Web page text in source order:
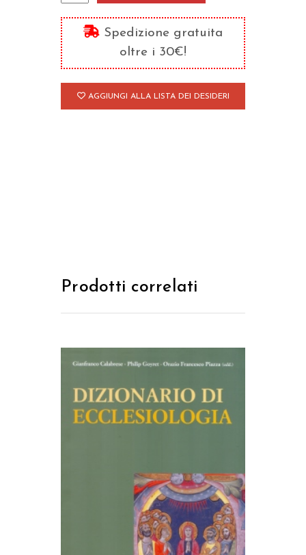
di
Nissa
quantità
Spedizione gratuita
oltre i 30€!
AGGIUNGI ALLA LISTA DEI DESIDERI
Prodotti correlati
AGGIUNGI AL CARRELLO